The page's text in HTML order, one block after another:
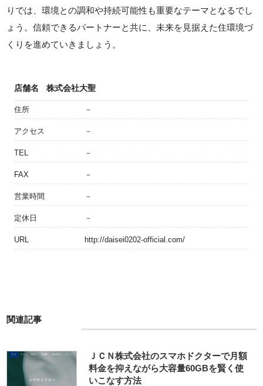
りでは、環境との調和や持続可能性も重要なテーマとなるでし
ょう。信頼できるパートナーと共に、未来を見据えた住環境づ
くりを進めていきましょう。
店舗名 株式会社大聖
住所 －
アクセス －
TEL －
FAX －
営業時間 －
定休日 －
URL http://daisei0202-official.com/
関連記事
ＪＣＮ株式会社のスマホドクターで月額
料金を抑えながら大容量60GBを賢く使
いこなす方法